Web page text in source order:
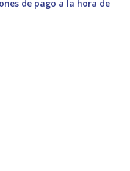
de pago a la hora de